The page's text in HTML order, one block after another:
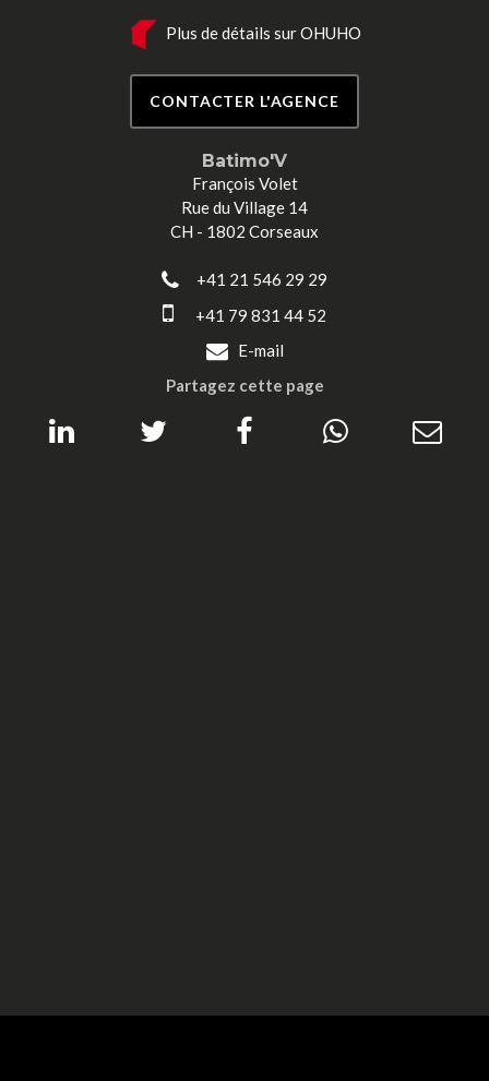
Plus de détails sur OHUHO
CONTACTER L'AGENCE
Batimo'V
François Volet
Rue du Village 14
CH - 1802 Corseaux
+41 21 546 29 29
+41 79 831 44 52
E-mail
Partagez cette page